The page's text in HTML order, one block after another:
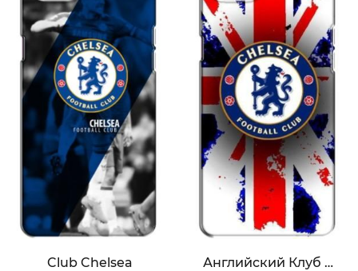
Club Chelsea
Английский Клуб Челси